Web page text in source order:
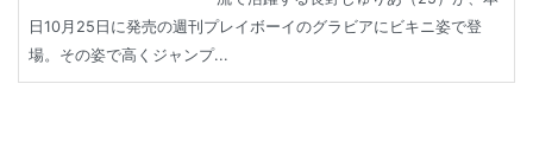
日10月25日に発売の週刊プレイボーイのグラビアにビキニ姿で登
場。その姿で高くジャンプ...